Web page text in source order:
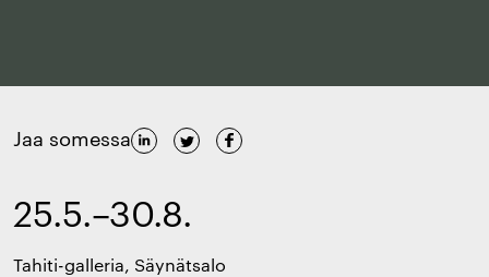
Jaa somessa
25.5.–30.8.
Tahiti-galleria, Säynätsalo